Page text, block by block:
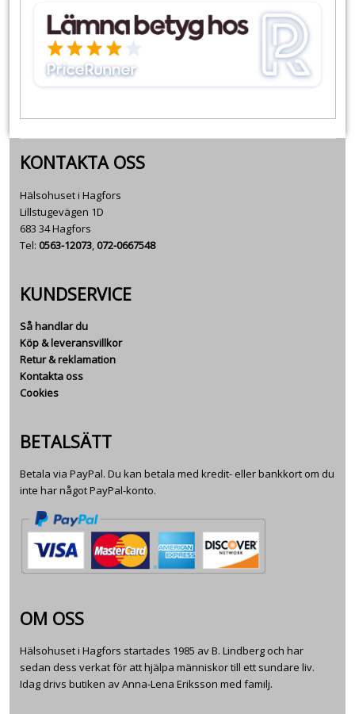
KONTAKTA OSS
Hälsohuset i Hagfors
Lillstugevägen 1D
683 34 Hagfors
Tel: 0563-12073,072-0667548
KUNDSERVICE
Så handlar du
Köp & leveransvillkor
Retur & reklamation
Kontakta oss
Cookies
BETALSÄTT
Betala via PayPal. Du kan betala med kredit- eller bankkort om du
inte har något PayPal-konto.
OM OSS
Hälsohuset i Hagfors startades 1985 av B. Lindberg och har
sedan dess verkat för att hjälpa människor till ett sundare liv.
Idag drivs butiken av Anna-Lena Eriksson med familj.